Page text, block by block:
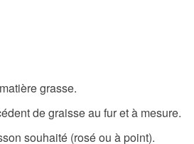
grasse.
de graisse au fur et à mesure.
souhaité (rosé ou à point).